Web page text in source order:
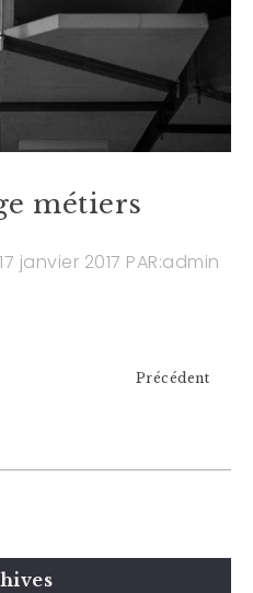
métiers
janvier 2017 PAR:admin
Précédent